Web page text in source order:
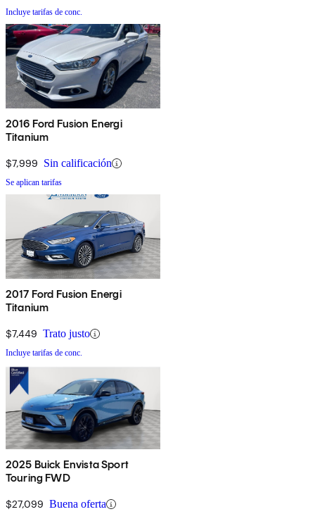
Incluye tarifas de conc.
2016 Ford Fusion Energi
Titanium
$7,999 Sin calificación
Se aplican tarifas
2017 Ford Fusion Energi
Titanium
$7,449 Trato justo
Incluye tarifas de conc.
2025 Buick Envista Sport
Touring FWD
$27,099 Buena oferta